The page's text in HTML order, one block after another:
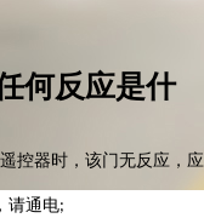
何反应是什
器时，该门无反应，应
请通电;